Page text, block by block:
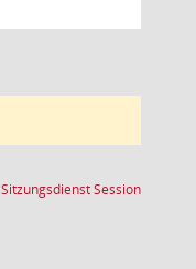
SitzungsdienstSession(Wird in